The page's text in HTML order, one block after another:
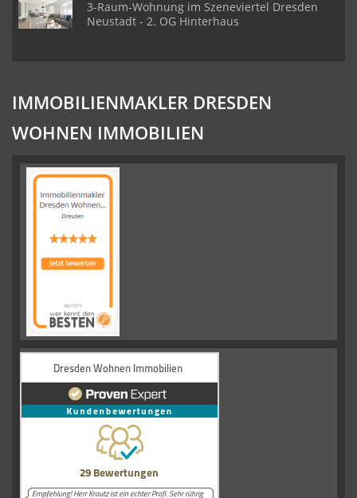
3-Raum-Wohnung im Szeneviertel Dresden
Neustadt - 2. OG Hinterhaus
IMMOBILIENMAKLER DRESDEN
WOHNEN IMMOBILIEN